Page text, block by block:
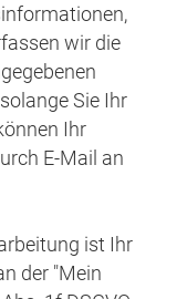
wir die
Sie Ihr
Ihr
E-Mail an
ist Ihr
der "Mein